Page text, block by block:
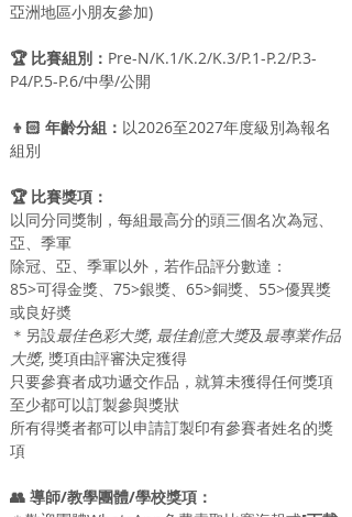
亞洲地區小朋友參加)
🏆 比賽組別： Pre-N/K.1/K.2/K.3/P.1-P.2/P.3-
P4/P.5-P.6/中學/公開
👦🏻 年齡分組： 以2026至2027年度級別為報名
組別
🏆 比賽獎項：
以同分同獎制，每組最高分的頭三個名次為冠、
亞、季軍
除冠、亞、季軍以外，若作品評分數達：
85>可得金獎、75>銀獎、65>銅獎、55>優異獎
或良好奬
＊另設最佳色彩大獎, 最佳創意大獎及最專業作品
大獎, 獎項由評審決定獲得
只要參賽者成功遞交作品，就算未獲得任何獎項
至少都可以訂製參與獎狀
所有得獎者都可以申請訂製印有參賽者姓名的獎
項
👥 導師/教學團體/學校獎項：